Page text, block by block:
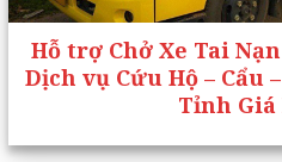
Hỗ trợ Chở Xe Tai
Dịch vụ Cứu Hộ – Cẩu
Tỉnh Giá